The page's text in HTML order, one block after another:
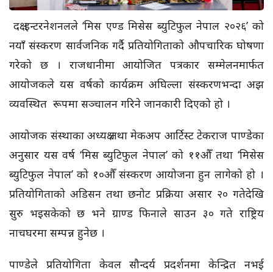
दक्ष इन्टरनेशनलले ‘मिस एण्ड मिसेस ब्युटिफुल नेपाल २०२६’ को
नयाँ संस्करण सार्वजनिक गर्दै प्रतियोगिताको औपचारिक घोषणा
गरेको छ । राजधानीमा आयोजित पत्रकार सम्मेलनमार्फत
आयोजकले यस वर्षको कार्यक्रम अघिल्ला संस्करणभन्दा अझ
व्यवस्थित रूपमा सञ्चालन गरिने जानकारी दिएको हो ।
आयोजक संस्थाका अध्यक्ष तथा मेकअप आर्टिस्ट टेकराज पाण्डेका
अनुसार यस वर्ष ‘मिस ब्युटिफुल नेपाल’ को ११औँ तथा ‘मिसेस
ब्युटिफुल नेपाल’ को १०औँ संस्करण आयोजना हुन लागेको हो ।
प्रतियोगिताको अडिसन तथा छनोट प्रक्रिया असार २० गतेदेखि
सुरु भइसकेको छ भने ग्राण्ड फिनाले साउन ३० गते राष्ट्रिय
नाचघरमा सम्पन्न हुनेछ ।
पाण्डेले प्रतियोगिता केवल सौन्दर्य प्रदर्शनमा केन्द्रित नभई